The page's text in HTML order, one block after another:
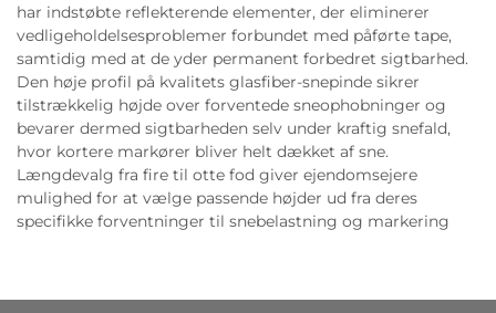
har indstøbte reflekterende elementer, der eliminerer
vedligeholdelsesproblemer forbundet med påførte tape,
samtidig med at de yder permanent forbedret sigtbarhed.
Den høje profil på kvalitets glasfiber-snepinde sikrer
tilstrækkelig højde over forventede sneophobninger og
bevarer dermed sigtbarheden selv under kraftig snefald,
hvor kortere markører bliver helt dækket af sne.
Længdevalg fra fire til otte fod giver ejendomsejere
mulighed for at vælge passende højder ud fra deres
specifikke forventninger til snebelastning og markering